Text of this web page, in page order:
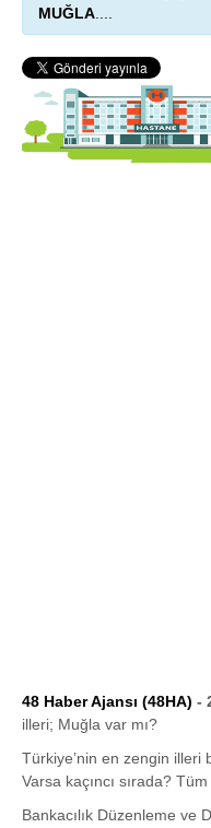
MUĞLA
48 Haber Ajansı (48HA) -
illeri; Muğla var mı?
Türkiye’nin en zengin illeri
Varsa kaçıncı sırada?
Bankacılık Düzenleme ve